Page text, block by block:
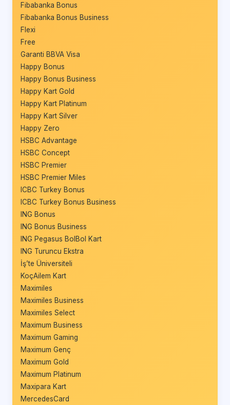
Fibabanka Bonus
Fibabanka Bonus Business
Flexi
Free
Garanti BBVA Visa
Happy Bonus
Happy Bonus Business
Happy Kart Gold
Happy Kart Platinum
Happy Kart Silver
Happy Zero
HSBC Advantage
HSBC Concept
HSBC Premier
HSBC Premier Miles
ICBC Turkey Bonus
ICBC Turkey Bonus Business
ING Bonus
ING Bonus Business
ING Pegasus BolBol Kart
ING Turuncu Ekstra
İş’te Üniversiteli
KoçAilem Kart
Maximiles
Maximiles Business
Maximiles Select
Maximum Business
Maximum Gaming
Maximum Genç
Maximum Gold
Maximum Platinum
Maxipara Kart
MercedesCard